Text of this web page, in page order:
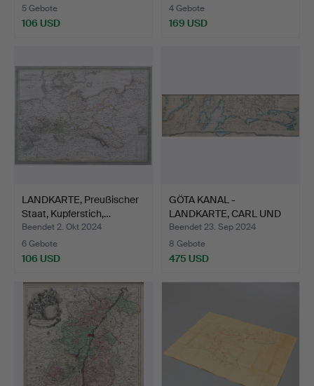
5 Gebote
106 USD
4 Gebote
169 USD
LANDKARTE, Preußischer
Staat, Kupferstich,…
Beendet 2. Okt 2024
6 Gebote
106 USD
GÖTA KANAL -
LANDKARTE, CARL UND
JACOB FOR…
Beendet 23. Sep 2024
8 Gebote
475 USD